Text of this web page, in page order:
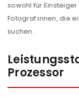
sowohl für
Fotograf:innen, die
suchen.
Prozessor